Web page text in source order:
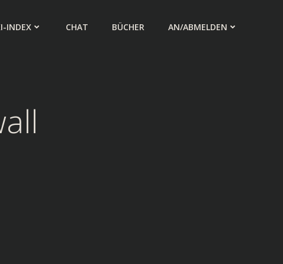
INDEX CHAT BÜCHER AN/ABMELDEN